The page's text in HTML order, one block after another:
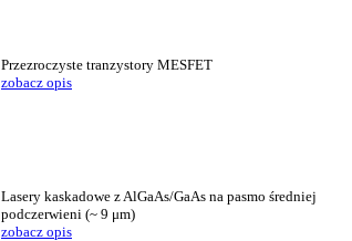
Przezroczyste tranzystory MESFET
zobacz opis
Lasery kaskadowe z AlGaAs/GaAs na pasmo średniej
podczerwieni (~ 9 μm)
zobacz opis